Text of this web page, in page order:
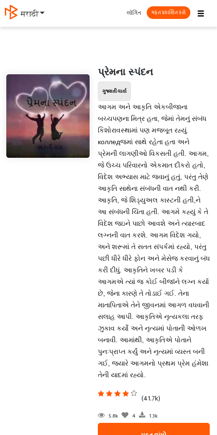
मराठी ☰
લૉગિન મફત પ્રકાશિત કરો
પ્રેમના સ્પંદન
ગુજરાતી વાર્તા
આગમ અને આકૃતિ એકબીજાના
બચ્ચપણના મિત્ર હતા, જેમાં તેમનું સંબંધ
કિશોરાવસ્થામાં પણ મજબૂત રહ્યું.
колледજમાં સાથે રહેતા હતા અને
પ્રેમની લાગણીઓ વિકસતી હતી. આગમ,
જે ઉચ્ચ પરિવારનો એકમાત દીકરો હતો,
વિદેશ અભ્યાસ માટે જવાનું હતું, પરંતુ તેણે
આકૃતિ સાથેના સંબંધની વાત નથી કરી.
આકૃતિ, જે શિડ્યુઅલ કાસ્ટની હતી,ને
આ સંબંધની ચિંતા હતી. આગમે કહ્યું કે તે
વિદેશ જઇને પાછો આવશે અને ત્યારબાદ
લગ્નની વાત કરશે. આગમ વિદેશ ગયો,
અને શરૂમાં તે સતત સંપર્કમાં રહ્યો, પરંતુ
પછી ધીરે ધીરે ફોન અને મેસેજ કરવાનું બંધ
કરી દીધું. આકૃતિને ખબર પડી કે
આગમએ ત્યાં જ કોઈ બીજાંને લગ્ન કર્યા
છે, જેના કારણે તે તોડાઈ ગઈ. તેના
માતાપિતાએ તેને જીવનમાં આગળ વધવાની
સલાહ આપી. આકૃતિએ નૃત્યકલા તરફ
ઝુકાવ કર્યો અને નૃત્યમાં પોતાની ઓળખ
બનાવી. આમાંથી, આકૃતિએ પોતાને
પુનઃપ્રાપ્ત કર્યું અને નૃત્યમાં વ્યસ્ત બની
ગઈ, જ્યારે આગમનો પ્રથમ પ્રેમ હંમેશા
તેની યાદમાં રહ્યો.
(41.7k)
5.8k 4 1.3k